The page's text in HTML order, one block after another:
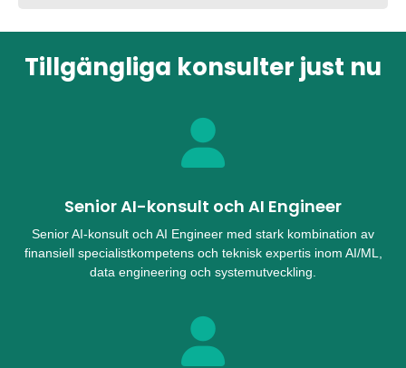
Tillgängliga konsulter just nu
Senior AI-konsult och AI Engineer
Senior AI-konsult och AI Engineer med stark kombination av
finansiell specialistkompetens och teknisk expertis inom AI/ML,
data engineering och systemutveckling.